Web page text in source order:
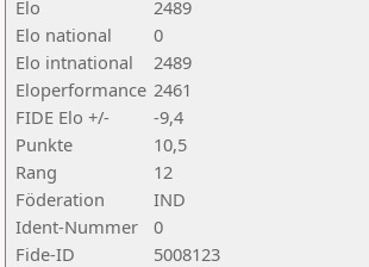
Elo
2489
Elo national
0
Elo intnational
2489
Eloperformance 2461
FIDE Elo +/-
-9,4
Punkte
10,5
Rang
12
Föderation
IND
Ident-Nummer
0
Fide-ID
5008123